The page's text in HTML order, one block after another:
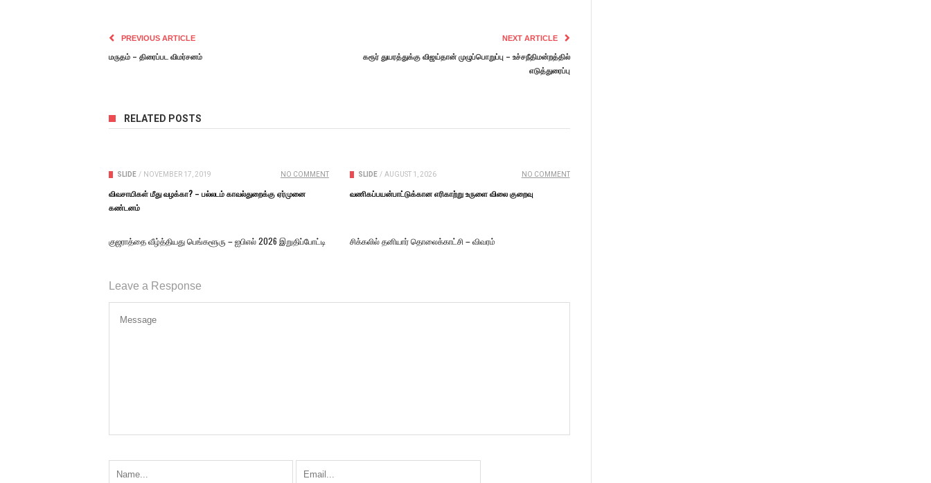
PREVIOUS ARTICLE
மருதம் – திரைப்பட விமர்சனம்
NEXT ARTICLE
கரூர் துயரத்துக்கு விஜய்தான் முழுப்பொறுப்பு – உச்சநீதிமன்றத்தில்
எடுத்துரைப்பு
RELATED POSTS
SLIDE / NOVEMBER 17, 2019 NO COMMENT
விவசாயிகள் மீது வழக்கா? – பல்லடம் காவல்துறைக்கு ஏர்முனை
கண்டனம்
SLIDE / AUGUST 1, 2026 NO COMMENT
வணிகப்பயன்பாட்டுக்கான எரிகாற்று உருளை விலை குறைவு
குஜராத்தை வீழ்த்தியது பெங்களூரு – ஐபிஎல் 2026 இறுதிப்போட்டி சிக்கலில் தனியார் தொலைக்காட்சி – விவரம்
Leave a Response